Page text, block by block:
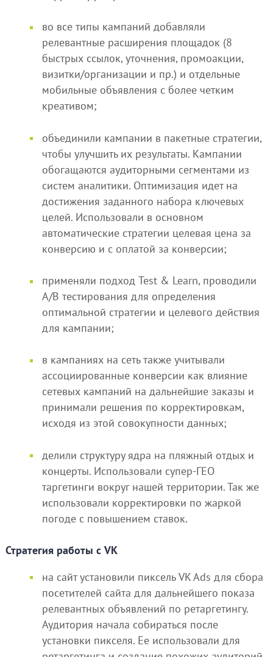
во все типы кампаний добавляли
релевантные расширения площадок (8
быстрых ссылок, уточнения, промоакции,
визитки/организации и пр.) и отдельные
мобильные объявления с более четким
креативом;
объединили кампании в пакетные стратегии,
чтобы улучшить их результаты. Кампании
обогащаются аудиторными сегментами из
систем аналитики. Оптимизация идет на
достижения заданного набора ключевых
целей. Использовали в основном
автоматические стратегии целевая цена за
конверсию и с оплатой за конверсии;
применяли подход Test & Learn, проводили
A/B тестирования для определения
оптимальной стратегии и целевого действия
для кампании;
в кампаниях на сеть также учитывали
ассоциированные конверсии как влияние
сетевых кампаний на дальнейшие заказы и
принимали решения по корректировкам,
исходя из этой совокупности данных;
делили структуру ядра на пляжный отдых и
концерты. Использовали супер-ГЕО
таргетинги вокруг нашей территории. Так же
использовали корректировки по жаркой
погоде с повышением ставок.
Стратегия работы с VK
на сайт установили пиксель VK Ads для сбора
посетителей сайта для дальнейшего показа
релевантных объявлений по ретаргетингу.
Аудитория начала собираться после
установки пикселя. Ее использовали для